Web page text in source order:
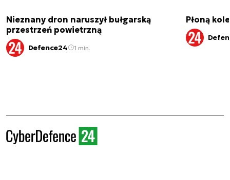
Nieznany dron naruszył bułgarską
przestrzeń powietrzną
Defence24 1 min.
Płoną